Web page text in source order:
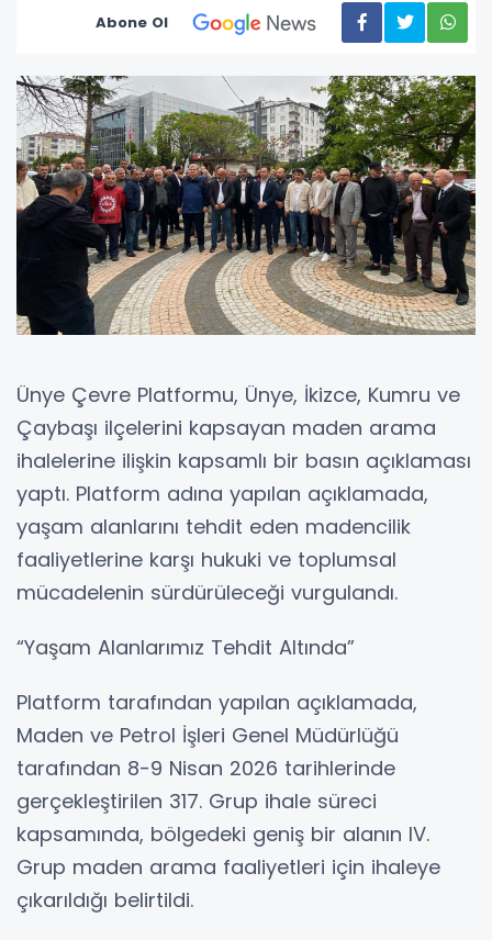
Abone Ol
Ünye Çevre Platformu, Ünye, İkizce, Kumru ve
Çaybaşı ilçelerini kapsayan maden arama
ihalelerine ilişkin kapsamlı bir basın açıklaması
yaptı. Platform adına yapılan açıklamada,
yaşam alanlarını tehdit eden madencilik
faaliyetlerine karşı hukuki ve toplumsal
mücadelenin sürdürüleceği vurgulandı.
“Yaşam Alanlarımız Tehdit Altında”
Platform tarafından yapılan açıklamada,
Maden ve Petrol İşleri Genel Müdürlüğü
tarafından 8-9 Nisan 2026 tarihlerinde
gerçekleştirilen 317. Grup ihale süreci
kapsamında, bölgedeki geniş bir alanın IV.
Grup maden arama faaliyetleri için ihaleye
çıkarıldığı belirtildi.